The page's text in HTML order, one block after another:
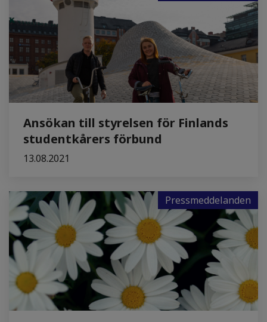
Ansökan till styrelsen för Finlands
studentkårers förbund
13.08.2021
Pressmeddelanden